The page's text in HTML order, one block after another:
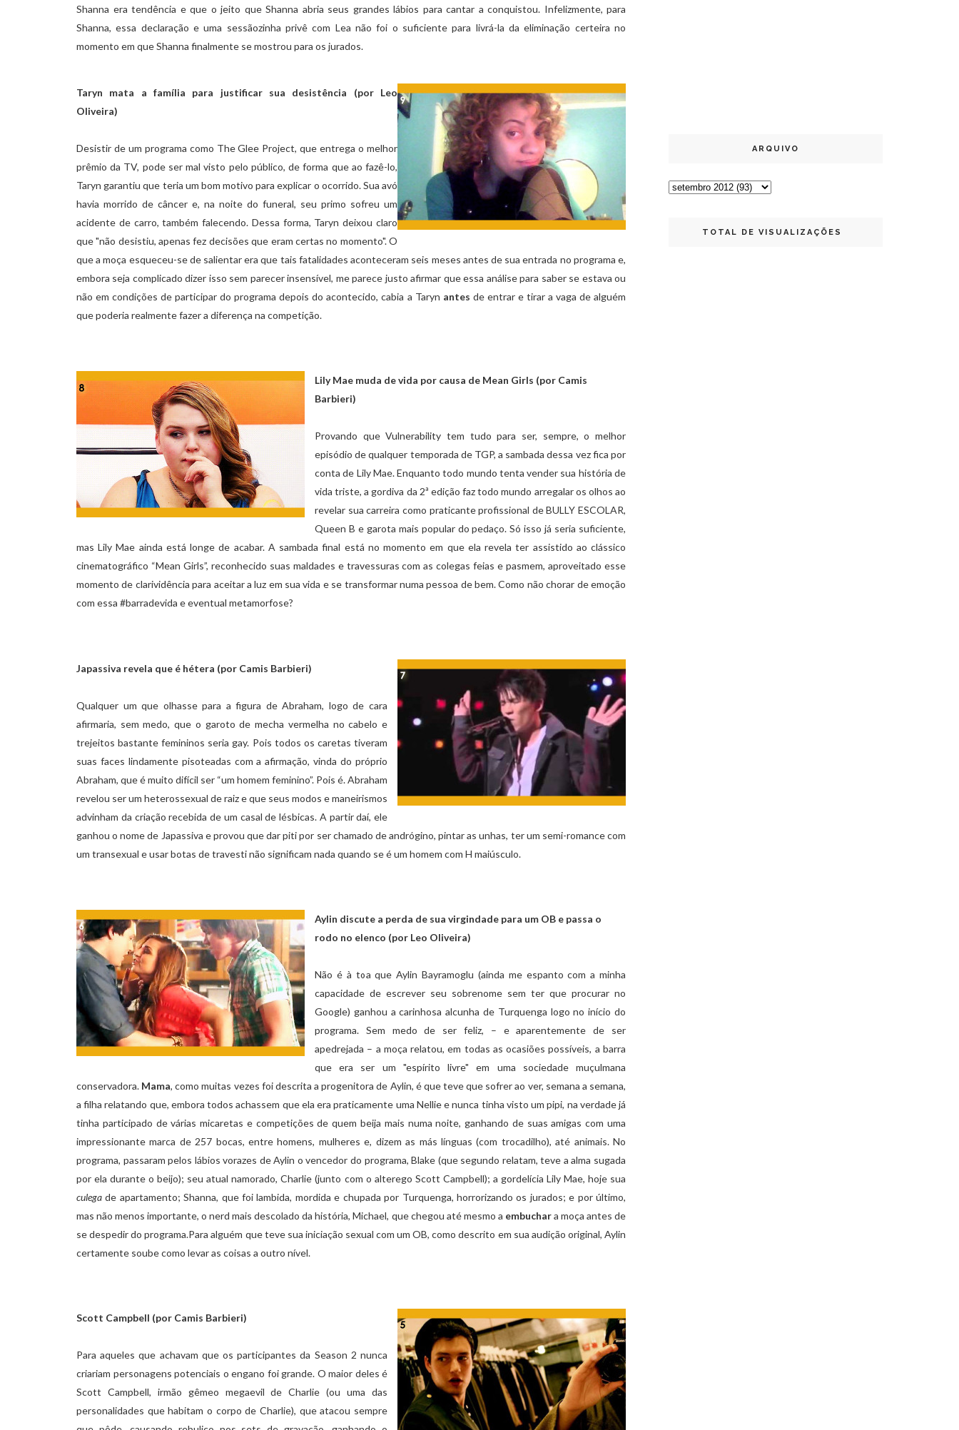
Shanna era tendência e que o jeito que Shanna abria seus grandes lábios para cantar a conquistou. Infelizmente, para
Shanna, essa declaração e uma sessãozinha privê com Lea não foi o suficiente para livrá-la da eliminação certeira no
momento em que Shanna finalmente se mostrou para os jurados.
Taryn mata a família para justificar sua desistência (por Leo
Oliveira)
Desistir de um programa como The Glee Project, que entrega o melhor
prêmio da TV, pode ser mal visto pelo público, de forma que ao fazê-lo,
Taryn garantiu que teria um bom motivo para explicar o ocorrido. Sua avó
havia morrido de câncer e, na noite do funeral, seu primo sofreu um
acidente de carro, também falecendo. Dessa forma, Taryn deixou claro
que "não desistiu, apenas fez decisões que eram certas no momento". O
que a moça esqueceu-se de salientar era que tais fatalidades aconteceram seis meses antes de sua entrada no programa e,
embora seja complicado dizer isso sem parecer insensível, me parece justo afirmar que essa análise para saber se estava ou
não em condições de participar do programa depois do acontecido, cabia a Taryn antes de entrar e tirar a vaga de alguém
que poderia realmente fazer a diferença na competição.
Lily Mae muda de vida por causa de Mean Girls (por Camis
Barbieri)
Provando que Vulnerability tem tudo para ser, sempre, o melhor
episódio de qualquer temporada de TGP, a sambada dessa vez fica por
conta de Lily Mae. Enquanto todo mundo tenta vender sua história de
vida triste, a gordiva da 2ª edição faz todo mundo arregalar os olhos ao
revelar sua carreira como praticante profissional de BULLY ESCOLAR,
Queen B e garota mais popular do pedaço. Só isso já seria suficiente,
mas Lily Mae ainda está longe de acabar. A sambada final está no momento em que ela revela ter assistido ao clássico
cinematográfico “Mean Girls”, reconhecido suas maldades e travessuras com as colegas feias e pasmem, aproveitado esse
momento de clarividência para aceitar a luz em sua vida e se transformar numa pessoa de bem. Como não chorar de emoção
com essa #barradevida e eventual metamorfose?
Japassiva revela que é hétera (por Camis Barbieri)
Qualquer um que olhasse para a figura de Abraham, logo de cara
afirmaria, sem medo, que o garoto de mecha vermelha no cabelo e
trejeitos bastante femininos seria gay. Pois todos os caretas tiveram
suas faces lindamente pisoteadas com a afirmação, vinda do próprio
Abraham, que é muito difícil ser “um homem feminino”. Pois é. Abraham
revelou ser um heterossexual de raiz e que seus modos e maneirismos
advinham da criação recebida de um casal de lésbicas. A partir daí, ele
ganhou o nome de Japassiva e provou que dar piti por ser chamado de andrógino, pintar as unhas, ter um semi-romance com
um transexual e usar botas de travesti não significam nada quando se é um homem com H maiúsculo.
Aylin discute a perda de sua virgindade para um OB e passa o
rodo no elenco (por Leo Oliveira)
Não é à toa que Aylin Bayramoglu (ainda me espanto com a minha
capacidade de escrever seu sobrenome sem ter que procurar no
Google) ganhou a carinhosa alcunha de Turquenga logo no início do
programa. Sem medo de ser feliz, – e aparentemente de ser
apedrejada – a moça relatou, em todas as ocasiões possíveis, a barra
que era ser um "espírito livre" em uma sociedade muçulmana
conservadora. Mama, como muitas vezes foi descrita a progenitora de Aylin, é que teve que sofrer ao ver, semana a semana,
a filha relatando que, embora todos achassem que ela era praticamente uma Nellie e nunca tinha visto um pipi, na verdade já
tinha participado de várias micaretas e competições de quem beija mais numa noite, ganhando de suas amigas com uma
impressionante marca de 257 bocas, entre homens, mulheres e, dizem as más línguas (com trocadilho), até animais. No
programa, passaram pelos lábios vorazes de Aylin o vencedor do programa, Blake (que segundo relatam, teve a alma sugada
por ela durante o beijo); seu atual namorado, Charlie (junto com o alterego Scott Campbell); a gordelícia Lily Mae, hoje sua
culega de apartamento; Shanna, que foi lambida, mordida e chupada por Turquenga, horrorizando os jurados; e por último,
mas não menos importante, o nerd mais descolado da história, Michael, que chegou até mesmo a embuchara moça antes de
se despedir do programa.Para alguém que teve sua iniciação sexual com um OB, como descrito em sua audição original, Aylin
certamente soube como levar as coisas a outro nível.
Scott Campbell (por Camis Barbieri)
Para aqueles que achavam que os participantes da Season 2 nunca
criariam personagens potenciais o engano foi grande. O maior deles é
Scott Campbell, irmão gêmeo megaevil de Charlie (ou uma das
personalidades que habitam o corpo de Charlie), que atacou sempre
ARQUIVO
TOTAL DE VISUALIZAÇÕES